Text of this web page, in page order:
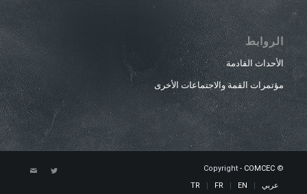
الروابط
الأحداث القادمة
مؤتمرات القمة والاجتماعات الأخرى
© Copyright -
COMCEC
عربي
EN
FR
TR